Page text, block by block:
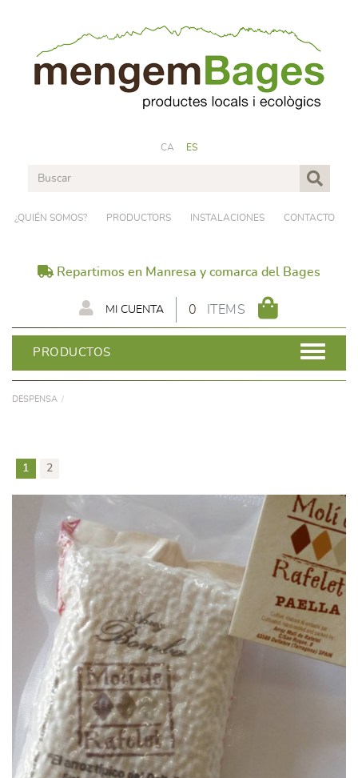
CA ES
¿QUIÉN SOMOS? PRODUCTORS INSTALACIONES CONTACTO
Repartimos en Manresa y comarca del Bages
0 ITEMS
MI CUENTA
PRODUCTOS
DESPENSA
1 2